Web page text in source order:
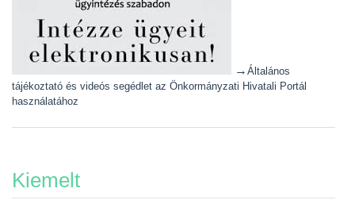
→ Általános
tájékoztató és videós segédlet az Önkormányzati Hivatali Portál
használatához
Kiemelt